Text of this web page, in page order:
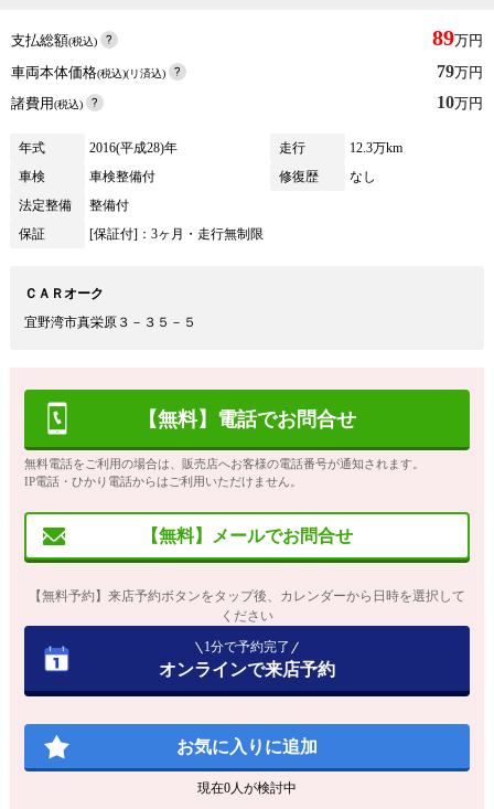
支払総額(税込) 89万円
車両本体価格(税込)(リ済込) 79万円
諸費用(税込) 10万円
年式 2016(平成28)年 走行
12.3万km
車検
車検整備付 修復歴
なし
法定整備
整備付
保証
[保証付]：3ヶ月・走行無制限
ＣＡＲオーク
宜野湾市真栄原３－３５－５
【無料】電話でお問合せ
無料電話をご利用の場合は、販売店へお客様の電話番号が通知されます。
IP電話・ひかり電話からはご利用いただけません。
【無料】メールでお問合せ
【無料予約】来店予約ボタンをタップ後、カレンダーから日時を選択して
ください
1分で予約完了
オンラインで来店予約
お気に入りに追加
現在0人が検討中